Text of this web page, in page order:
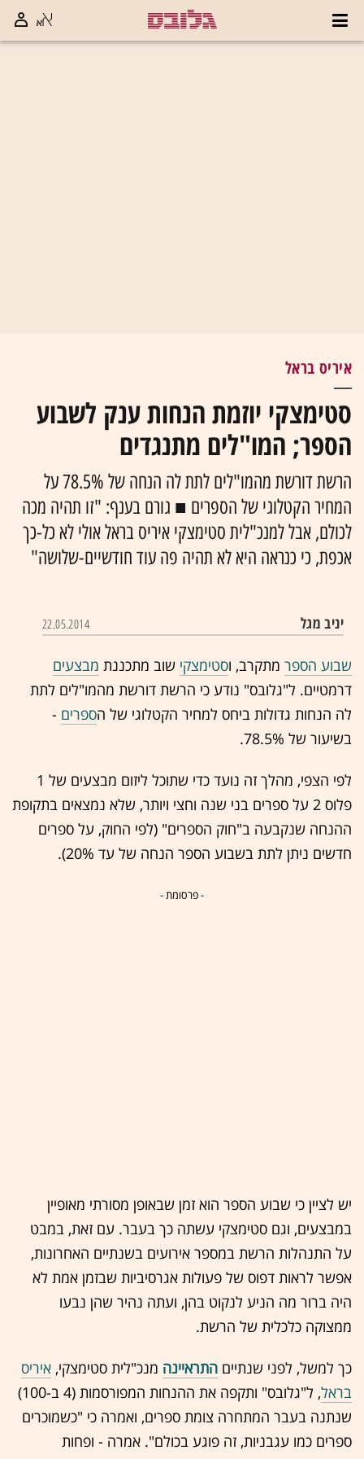
איריס בראל
סטימצקי יוזמת הנחות ענק לשבוע
הספר; המו"לים מתנגדים
הרשת דורשת מהמו"לים לתת לה הנחה של 78.5% על
המחיר הקטלוגי של הספרים ■ גורם בענף: "זו תהיה מכה
לכולם, אבל למנכ"לית סטימצקי איריס בראל אולי לא כל-כך
אכפת, כי כנראה היא לא תהיה פה עוד חודשיים-שלושה"
יניב מגל 22.05.2014
שבוע הספר מתקרב, וסטימצקי שוב מתכננת מבצעים
דרמטיים. ל"גלובס" נודע כי הרשת דורשת מהמו"לים לתת
לה הנחות גדולות ביחס למחיר הקטלוגי של הספרים -
בשיעור של 78.5%.
לפי הצפי, מהלך זה נועד כדי שתוכל ליזום מבצעים של 1
פלוס 2 על ספרים בני שנה וחצי ויותר, שלא נמצאים בתקופת
ההנחה שנקבעה ב"חוק הספרים" (לפי החוק, על ספרים
חדשים ניתן לתת בשבוע הספר הנחה של עד 20%).
- פרסומת -
יש לציין כי שבוע הספר הוא זמן שבאופן מסורתי מאופיין
במבצעים, וגם סטימצקי עשתה כך בעבר. עם זאת, במבט
על התנהלות הרשת במספר אירועים בשנתיים האחרונות,
אפשר לראות דפוס של פעולות אגרסיביות שבזמן אמת לא
היה ברור מה הניע לנקוט בהן, ועתה נהיר שהן נבעו
ממצוקה כלכלית של הרשת.
כך למשל, לפני שנתיים התראיינה מנכ"לית סטימצקי, איריס
בראל
, ל"גלובס" ותקפה את ההנחות המפורסמות (4 ב-100)
שנתנה בעבר המתחרה צומת ספרים, ואמרה כי "כשמוכרים
ספרים כמו עגבניות, זה פוגע בכולם". אמרה - ופחות